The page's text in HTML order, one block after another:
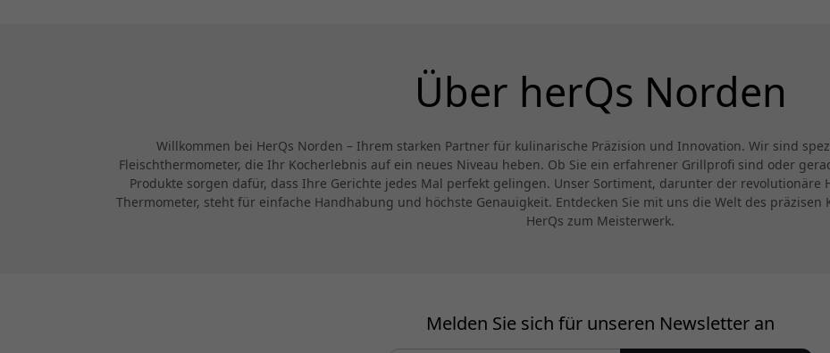
Über herQs Norden
Willkommen bei HerQs Norden – Ihrem starken Partner für kulinarische Präzision und Innovation. Wir sind
Fleischthermometer, die Ihr Kocherlebnis auf ein neues Niveau heben. Ob Sie ein erfahrener Grillprofi sind oder
Produkte sorgen dafür, dass Ihre Gerichte jedes Mal perfekt gelingen. Unser Sortiment, darunter der revolutionäre
Thermometer, steht für einfache Handhabung und höchste Genauigkeit. Entdecken Sie mit uns die Welt des
HerQs zum Meisterwerk.
Melden Sie sich für unseren Newsletter an